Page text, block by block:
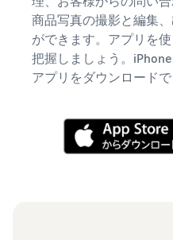
商品写真の撮影と編集
ができます。アプリを
把握しましょう。
アプリをダウンロードで